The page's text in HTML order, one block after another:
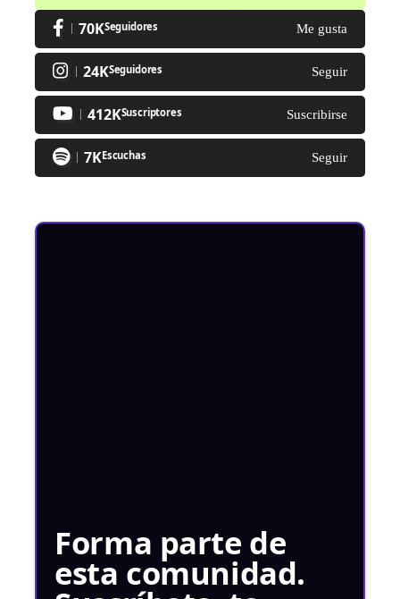
70KSeguidores Me gusta
24KSeguidores Seguir
412KSuscriptores Suscribirse
7KEscuchas Seguir
Forma parte de
esta comunidad.